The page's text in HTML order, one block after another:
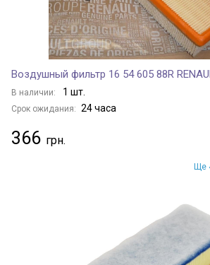
Воздушный фильтр 16 54 605 88R
В наличии: 1 шт.
Срок ожидания: 24 часа
366
Ще